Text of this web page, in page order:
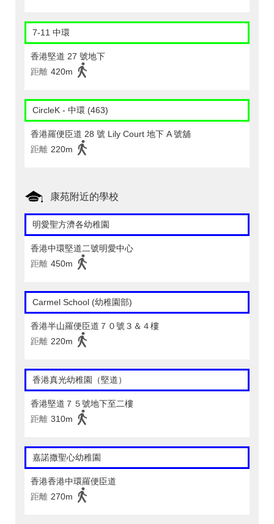
7-11 中環
香港堅道 27 號地下
距離 420m
CircleK - 中環 (463)
香港羅便臣道 28 號 Lily Court 地下 A 號舖
距離 220m
康苑附近的學校
明愛聖方濟各幼稚園
香港中環堅道二號明愛中心
距離 450m
Carmel School (幼稚園部)
香港半山羅便臣道７０號３＆４樓
距離 220m
香港真光幼稚園（堅道）
香港堅道７５號地下至二樓
距離 310m
嘉諾撒聖心幼稚園
香港香港中環羅便臣道
距離 270m